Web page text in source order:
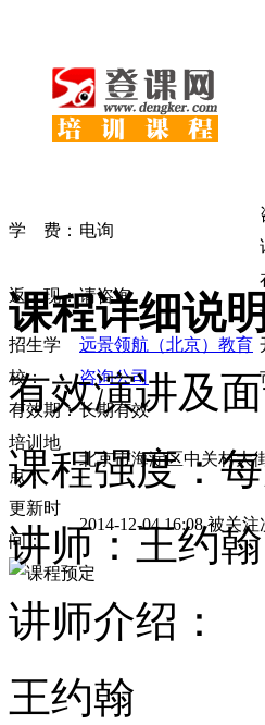
学 费： 电询
返 现：请咨询
招生学
校：
远景领航（北京）教育
咨询公司
有效期：长期有效
培训地
点：
北京市海淀区中关村大
更新时
间：
2014-12-04 16:08 被关注
课程详细说
有效演讲及
课程强度：
讲师：王约翰
讲师介绍：
王约翰